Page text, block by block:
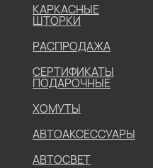
КАРКАСНЫЕ
ШТОРКИ
РАСПРОДАЖА
СЕРТИФИКАТЫ
ПОДАРОЧНЫЕ
ХОМУТЫ
АВТОАКСЕССУАРЫ
АВТОСВЕТ